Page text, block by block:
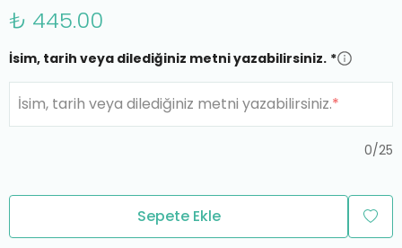
₺ 445.00
İsim, tarih veya dilediğiniz metni yazabilirsiniz. *
İsim, tarih veya dilediğiniz metni yazabilirsiniz.*
0/25
Sepete Ekle